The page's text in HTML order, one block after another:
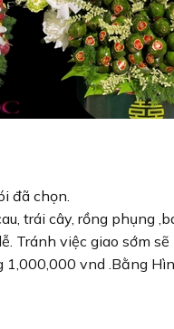
đã chọn.
trái cây, rồng phụng
Tránh việc giao sớm
1,000,000 vnd .Bằng